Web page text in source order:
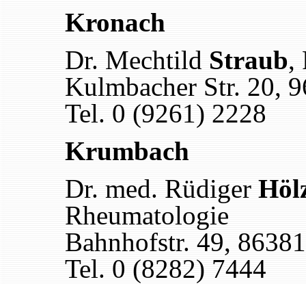
Kronach
Dr. Mechtild Straub,
Kulmbacher Str. 20,
Tel. 0 (9261) 2228
Krumbach
Dr. med. Rüdiger
Rheumatologie
Bahnhofstr. 49,
Tel. 0 (8282) 7444